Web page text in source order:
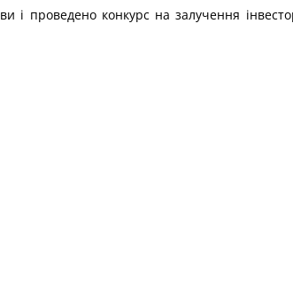
проведено конкурс на залучення